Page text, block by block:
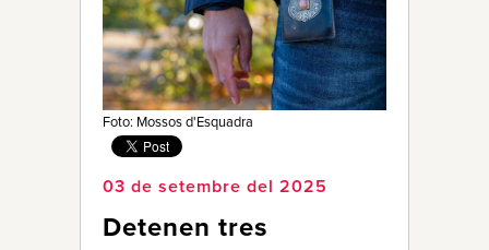
Noticies
Qui Som
Foto: Mossos d'Esquadra
03 de setembre del 2025
Detenen tres